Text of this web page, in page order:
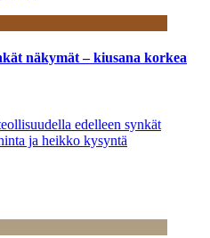
näkymät – kiusana korkea
edelleen synkät
ja heikko kysyntä